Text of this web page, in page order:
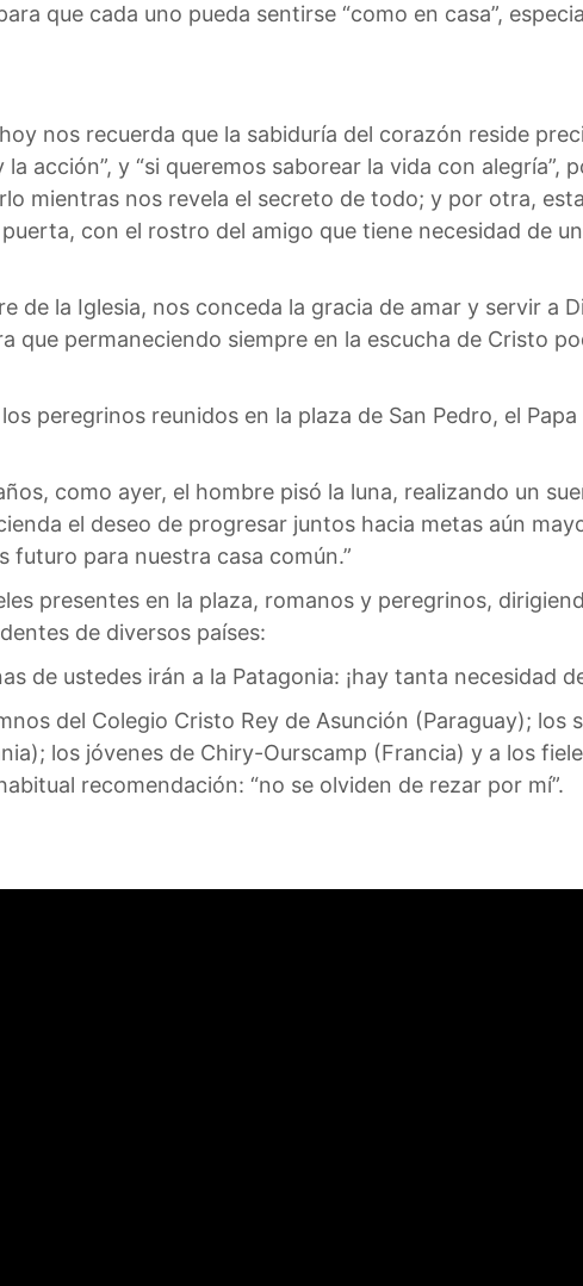
que cada uno pueda sentirse “como en casa”,
nos recuerda que la sabiduría del corazón reside
acción”, y “si queremos saborear la vida con alegría”,
mientras nos revela el secreto de todo; y por otra,
con el rostro del amigo que tiene necesidad de
de la Iglesia, nos conceda la gracia de amar y servir a
que permaneciendo siempre en la escucha de Cristo
peregrinos reunidos en la plaza de San Pedro, el
como ayer, el hombre pisó la luna, realizando un
el deseo de progresar juntos hacia metas aún
futuro para nuestra casa común.”
presentes en la plaza, romanos y peregrinos,
de diversos países:
de ustedes irán a la Patagonia: ¡hay tanta necesidad
del Colegio Cristo Rey de Asunción (Paraguay); los
los jóvenes de Chiry-Ourscamp (Francia) y a los
recomendación: “no se olviden de rezar por mí”.